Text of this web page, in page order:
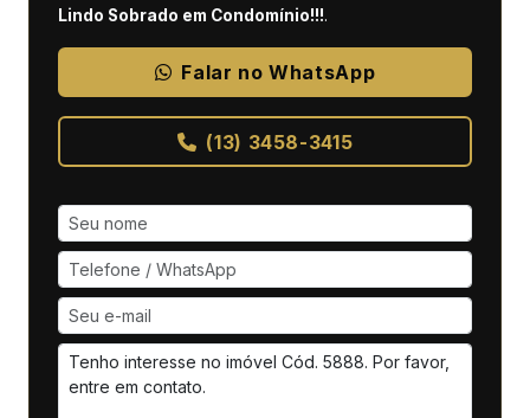
Lindo Sobrado em Condomínio!!!.
Falar no WhatsApp
(13) 3458-3415